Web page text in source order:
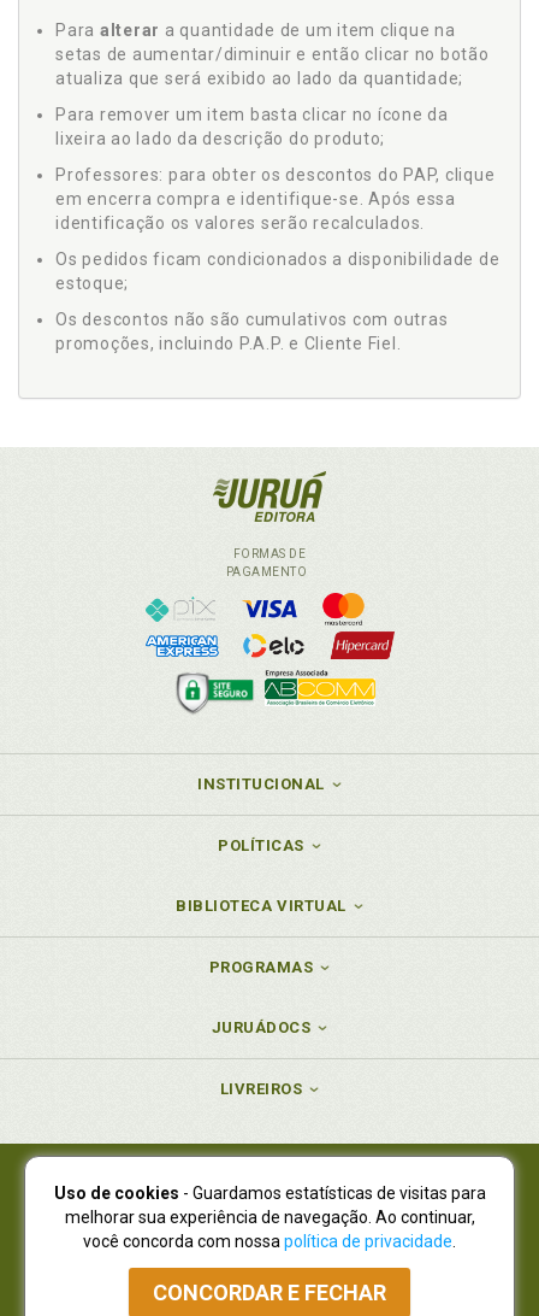
Para alterar a quantidade de um item clique na
setas de aumentar/diminuir e então clicar no botão
atualiza que será exibido ao lado da quantidade;
Para remover um item basta clicar no ícone da
lixeira ao lado da descrição do produto;
Professores: para obter os descontos do PAP, clique
em encerra compra e identifique-se. Após essa
identificação os valores serão recalculados.
Os pedidos ficam condicionados a disponibilidade de
estoque;
Os descontos não são cumulativos com outras
promoções, incluindo P.A.P. e Cliente Fiel.
FORMAS DE
PAGAMENTO
INSTITUCIONAL
POLÍTICAS
BIBLIOTECA VIRTUAL
PROGRAMAS
JURUÁDOCS
LIVREIROS
Juruá Editora Ltda., CNPJ 77.535.508/0001-19
Juruá Informática Ltda., CNPJ 01.701.561/0001-80
NOVO ENDEREÇO:R. Flávio Dallegrave, 7665, São Lourenço |
Curitiba - Paraná - CEP 82210-310
Atendimento: (41) 4009-3900|Vendas Atacado: (41) 4009-3939
Uso de cookies - Guardamos estatísticas de visitas para
melhorar sua experiência de navegação. Ao continuar,
você concorda com nossa política de privacidade
CONCORDAR E FECHAR